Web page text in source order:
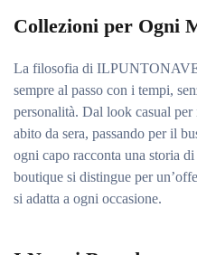
Collezioni per Ogni
La filosofia di ILPUNTONAVE
sempre al passo con i tempi,
personalità. Dal look casual
abito da sera, passando per il
ogni capo racconta una storia
boutique si distingue per
si adatta a ogni occasione.